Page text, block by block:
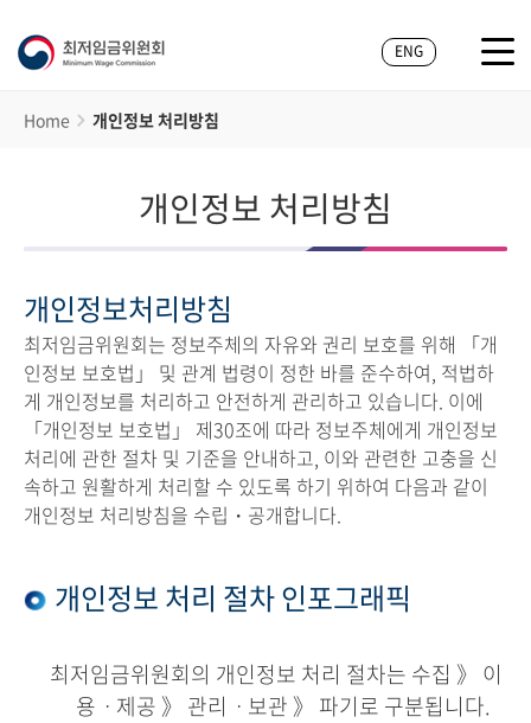
ENG
Home 개인정보 처리방침
개인정보 처리방침
개인정보처리방침
최저임금위원회는 정보주체의 자유와 권리 보호를 위해 「개
인정보 보호법」 및 관계 법령이 정한 바를 준수하여, 적법하
게 개인정보를 처리하고 안전하게 관리하고 있습니다. 이에
「개인정보 보호법」 제30조에 따라 정보주체에게 개인정보
처리에 관한 절차 및 기준을 안내하고, 이와 관련한 고충을 신
속하고 원활하게 처리할 수 있도록 하기 위하여 다음과 같이
개인정보 처리방침을 수립・공개합니다.
개인정보 처리 절차 인포그래픽
최저임금위원회의 개인정보 처리 절차는 수집 》 이
용ㆍ제공 》 관리ㆍ보관 》 파기로 구분됩니다.